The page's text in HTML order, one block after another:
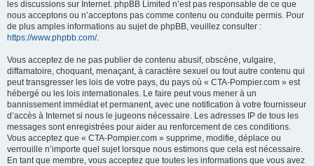
les discussions sur Internet. phpBB Limited n’est pas responsable de ce que
nous acceptons ou n’acceptons pas comme contenu ou conduite permis. Pour
de plus amples informations au sujet de phpBB, veuillez consulter :
https://www.phpbb.com/.
Vous acceptez de ne pas publier de contenu abusif, obscène, vulgaire,
diffamatoire, choquant, menaçant, à caractère sexuel ou tout autre contenu qui
peut transgresser les lois de votre pays, du pays où « CTA-Pompier.com » est
hébergé ou les lois internationales. Le faire peut vous mener à un
bannissement immédiat et permanent, avec une notification à votre fournisseur
d’accès à Internet si nous le jugeons nécessaire. Les adresses IP de tous les
messages sont enregistrées pour aider au renforcement de ces conditions.
Vous acceptez que « CTA-Pompier.com » supprime, modifie, déplace ou
verrouille n’importe quel sujet lorsque nous estimons que cela est nécessaire.
En tant que membre, vous acceptez que toutes les informations que vous avez